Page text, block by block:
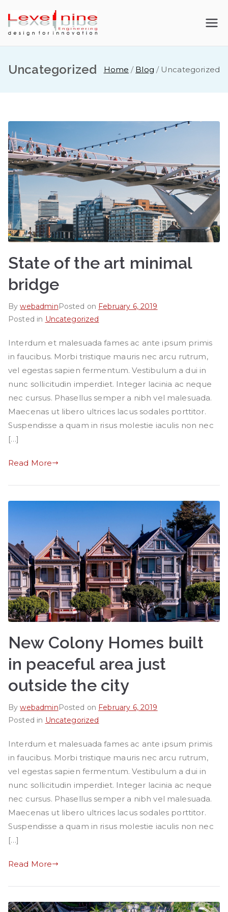
content
Engineerin
Kontraktor
Baja
Uncategorized Home Blog Uncategorized
State of the art minimal
bridge
BywebadminPosted on February 6, 2019
Posted in Uncategorized
Interdum et malesuada fames ac ante ipsum primis
in faucibus. Morbi tristique mauris nec arcu rutrum,
vel egestas sapien fermentum. Vestibulum a dui in
nunc sollicitudin imperdiet. Integer lacinia ac neque
nec cursus. Phasellus semper a nibh vel malesuada.
Maecenas ut libero ultrices lacus sodales porttitor.
Suspendisse a quam in risus molestie iaculis non nec
[…]
Read More
New Colony Homes built
in peaceful area just
outside the city
BywebadminPosted on February 6, 2019
Posted in Uncategorized
Interdum et malesuada fames ac ante ipsum primis
in faucibus. Morbi tristique mauris nec arcu rutrum,
vel egestas sapien fermentum. Vestibulum a dui in
nunc sollicitudin imperdiet. Integer lacinia ac neque
nec cursus. Phasellus semper a nibh vel malesuada.
Maecenas ut libero ultrices lacus sodales porttitor.
Suspendisse a quam in risus molestie iaculis non nec
[…]
Read More